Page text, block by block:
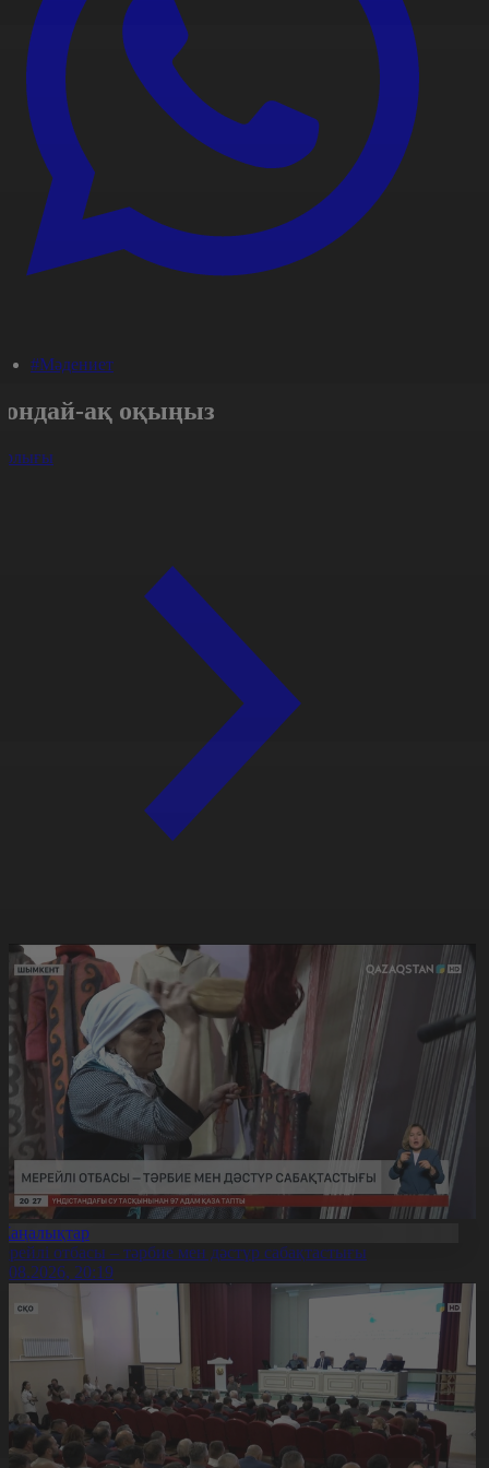
#Мәдениет
ақ оқыңыз
отбасы – тәрбие мен дәстүр сабақтастығы
20:19